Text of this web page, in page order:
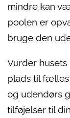
mindre kan
poolen er
bruge den
Vurder
plads til fælles
og udendørs
tilføjelser til